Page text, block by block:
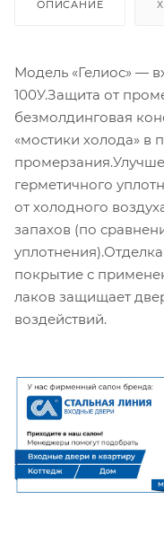
ОПИСАНИЕ
Модель «Гелиос» —
100У.Защита от
безмолдинговая
«мостики холода» в
герметичного
от холодного
запахов (по
покрытие с
лаков защищает
воздействий.